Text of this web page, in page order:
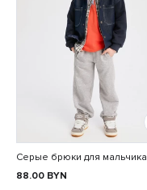
Серые брюки для мальчика
88.00 BYN